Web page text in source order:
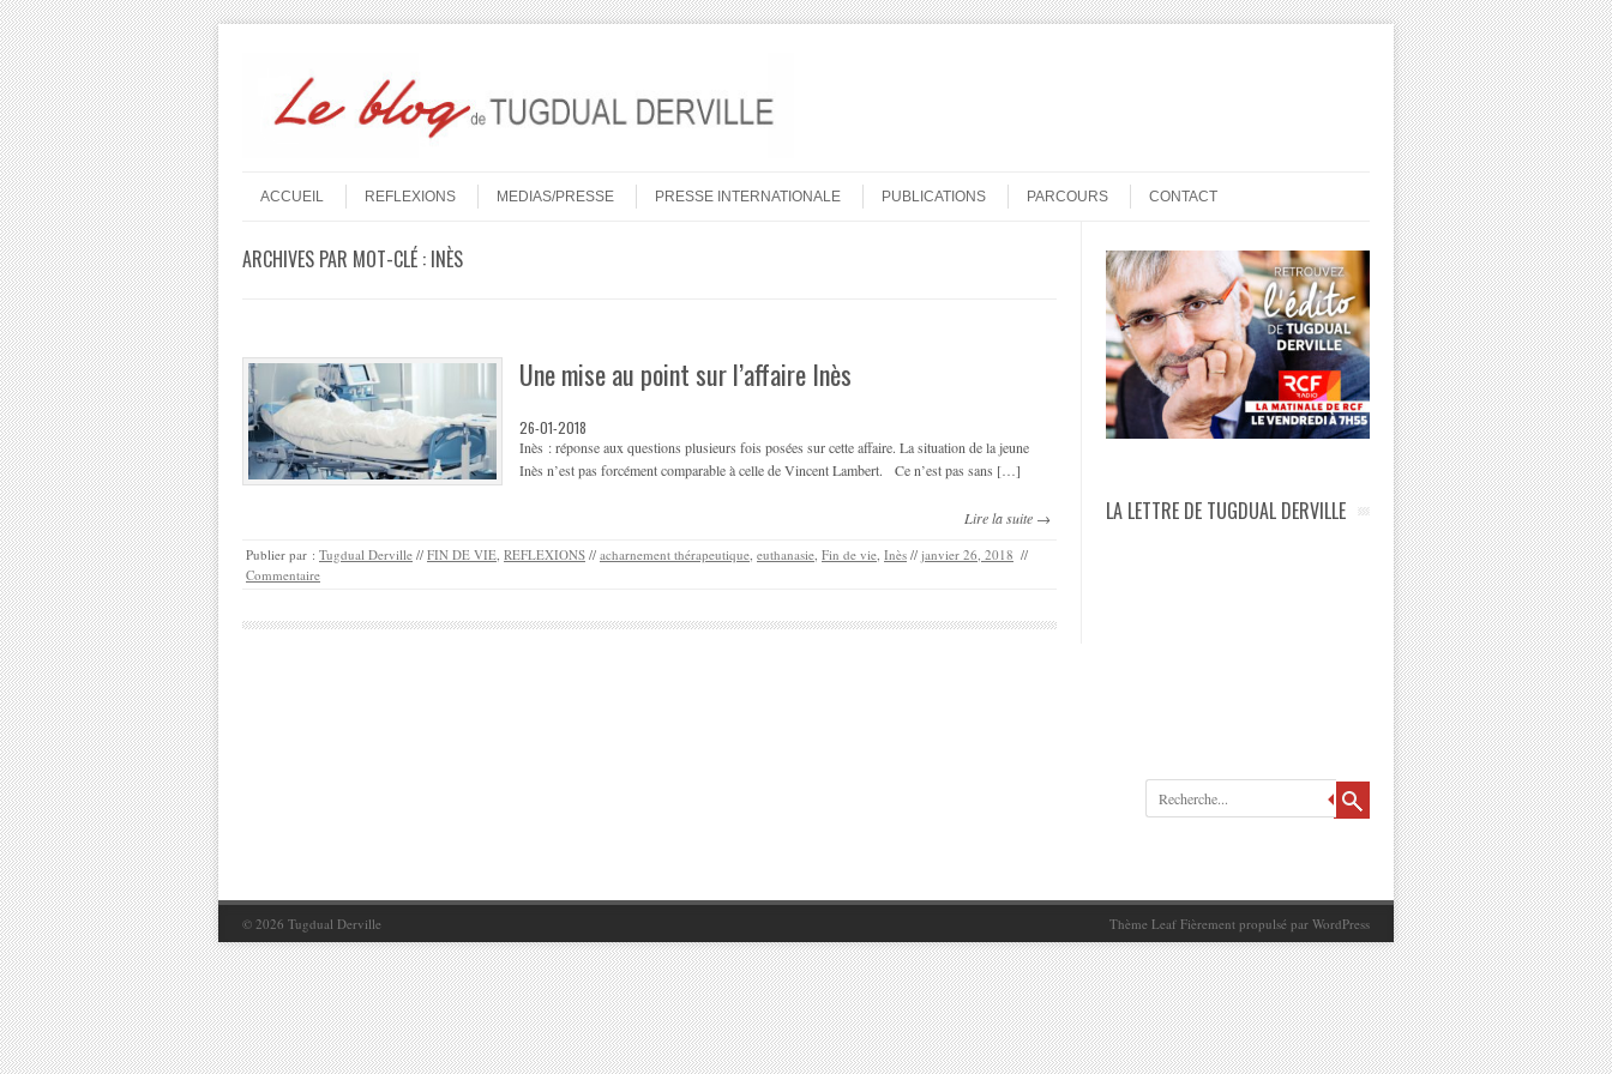
Menu
ACCUEIL
REFLEXIONS MEDIAS/PRESSE PRESSE INTERNATIONALE PUBLICATIONS PARCOURS CONTACT
ARCHIVES PAR MOT-CLÉ : INÈS
Une mise au point sur l’affaire Inès
26-01-2018
Inès : réponse aux questions plusieurs fois posées sur cette affaire. La situation de la jeune
Inès n’est pas forcément comparable à celle de Vincent Lambert. Ce n’est pas sans […]
Lire la suite →
Publier par : Tugdual Derville // FIN DE VIE REFLEXIONS // acharnement thérapeutique euthanasie Fin de vie Inès // janvier 26, 2018 //
Commentaire
LA LETTRE DE TUGDUAL DERVILLE
Recherche
© 2026 Tugdual Derville Thème Leaf Fièrement propulsé par WordPress